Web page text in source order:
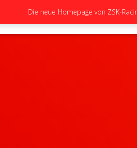
Die neue Homepage von ZSK-